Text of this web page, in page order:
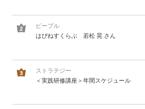
ピープル
はぴねすくらぶ 若松 晃 さん
ストラテジー
＜実践研修講座＞年間スケジュール